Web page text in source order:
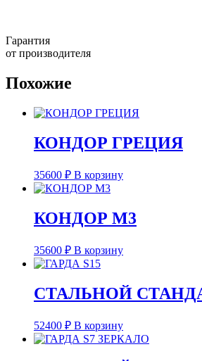
Гарантия
от производителя
Похожие
КОНДОР ГРЕЦИЯ
35600 ₽ В корзину
КОНДОР М3
35600 ₽ В корзину
СТАЛЬНОЙ
52400 ₽ В корзину